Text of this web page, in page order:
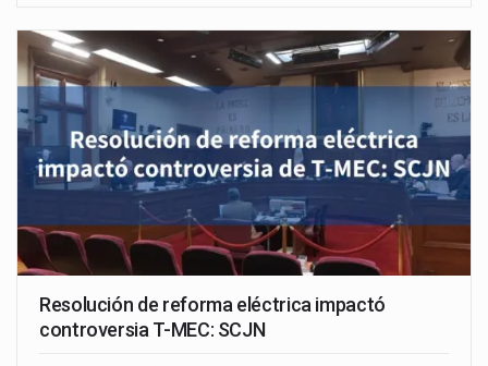
Resolución de reforma eléctrica impactó
controversia T-MEC: SCJN